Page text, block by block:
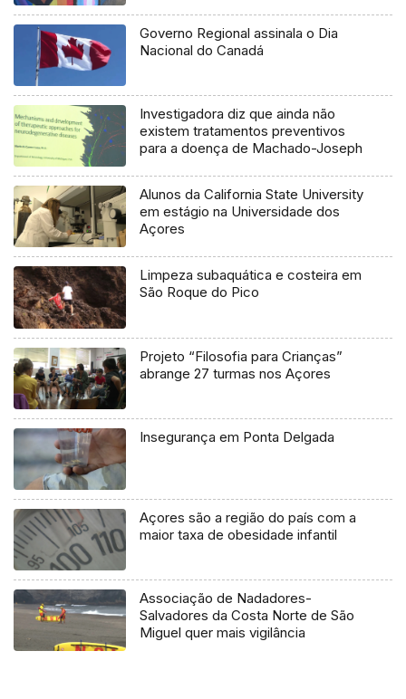
Governo Regional assinala o Dia
Nacional do Canadá
Investigadora diz que ainda não
existem tratamentos preventivos
para a doença de Machado-Joseph
Alunos da California State University
em estágio na Universidade dos
Açores
Limpeza subaquática e costeira em
São Roque do Pico
Projeto “Filosofia para Crianças”
abrange 27 turmas nos Açores
Insegurança em Ponta Delgada
Açores são a região do país com a
maior taxa de obesidade infantil
Associação de Nadadores-
Salvadores da Costa Norte de São
Miguel quer mais vigilância